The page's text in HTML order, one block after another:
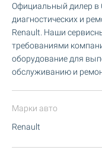
Официальный дилер в
диагностических и
Renault. Наши
требованиями
оборудование для
обслуживанию и
Марки авто
Renault